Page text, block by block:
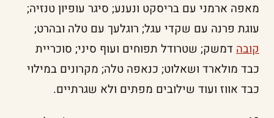
מאפה ארמני עם בריסקט ונענע; סיגר עופיון טנזיה;
עוגת פרנה עם שקדי עגל; רוגלעך עם טלה ובהרט;
קובה דמשק; שטרודל תפוחים ועוף סיני; סוכריית
כבד מולארד ושאלוט; כנאפה טלה; מקרונים במילוי
כבד אווז ועוד שילובים מפתים ולא שגרתיים.